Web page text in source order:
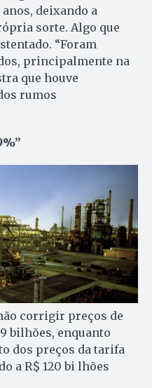
deixando a
sorte. Algo que
“Foram
principalmente na
que houve
rumos
corrigir preços de
bilhões, enquanto
dos preços da tarifa
a R$ 120 bi lhões